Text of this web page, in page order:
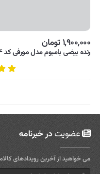
۱,۹۰۰,۰۰۰ تومان
رنده بیضی بامبوم مدل مورفی کد B۰۲۶۴
عضویتدر خبرنامه
می خواهید از آخرین رویدادهای